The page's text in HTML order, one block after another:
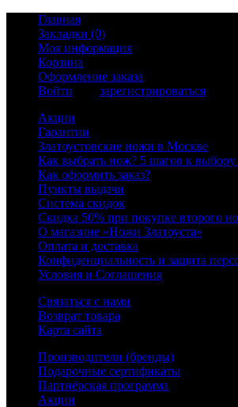
Главная
Закладки (0)
Моя информация
Корзина
Оформление заказа
Войти
зарегистрироваться
Акции
Гарантии
Златоустовские ножи в Москве
Как выбрать нож? 5 шагов к
Как оформить заказ?
Пункты выдачи
Система скидок
Скидка 50% при покупке второго
О магазине «Ножи Златоуста»
Оплата и доставка
Конфиденциальность и защита
Условия и Соглашения
Связаться с нами
Возврат товара
Карта сайта
Производители (бренды)
Подарочные сертификаты
Партнёрская программа
Акции